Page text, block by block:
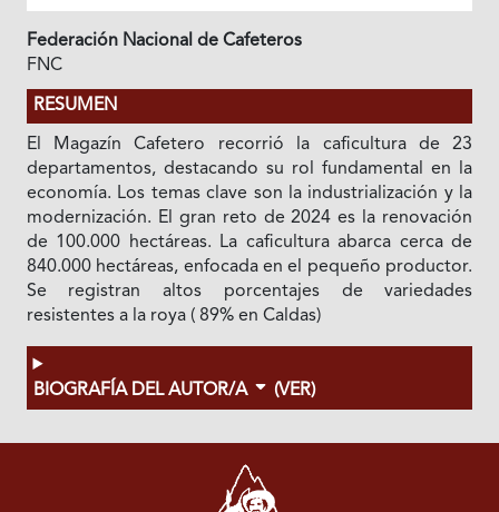
Federación Nacional de Cafeteros
FNC
RESUMEN
El Magazín Cafetero recorrió la caficultura de 23
departamentos, destacando su rol fundamental en la
economía. Los temas clave son la industrialización y la
modernización. El gran reto de 2024 es la renovación
de 100.000 hectáreas. La caficultura abarca cerca de
840.000 hectáreas, enfocada en el pequeño productor.
Se registran altos porcentajes de variedades
resistentes a la roya ( 89% en Caldas)
BIOGRAFÍA DEL AUTOR/A (VER)